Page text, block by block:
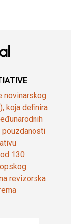
novinarskog
koja definira
pouzdanosti
130
revizorska